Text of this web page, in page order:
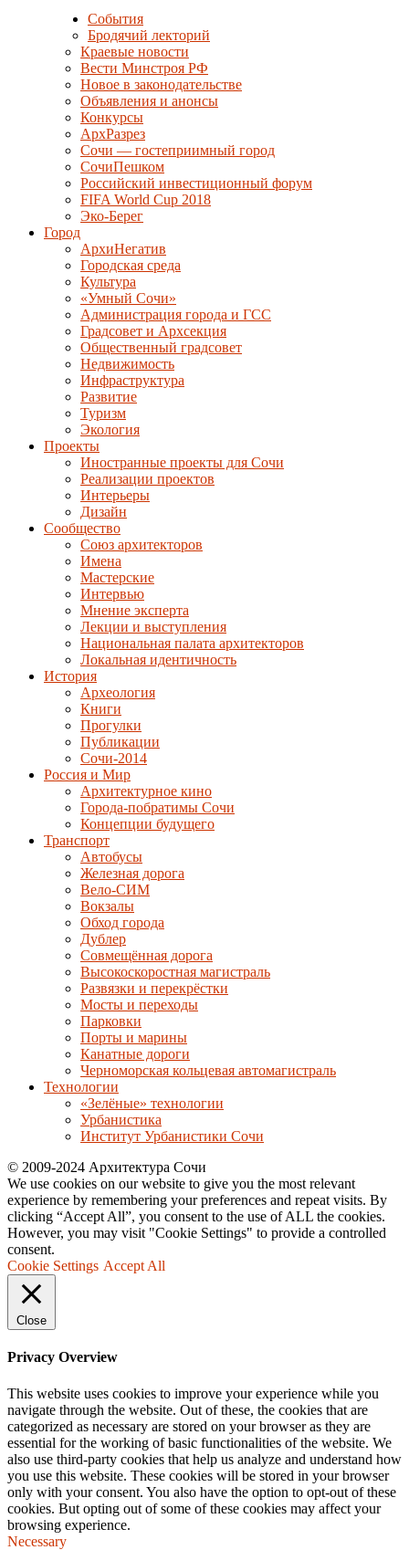
События
Бродячий лекторий
Краевые новости
Вести Минстроя РФ
Новое в законодательстве
Объявления и анонсы
Конкурсы
АрхРазрез
Сочи — гостеприимный город
СочиПешком
Российский инвестиционный форум
FIFA World Cup 2018
Эко-Берег
Город
АрхиНегатив
Городская среда
Культура
«Умный Сочи»
Администрация города и ГСС
Градсовет и Архсекция
Общественный градсовет
Недвижимость
Инфраструктура
Развитие
Туризм
Экология
Проекты
Иностранные проекты для Сочи
Реализации проектов
Интерьеры
Дизайн
Сообщество
Союз архитекторов
Имена
Мастерские
Интервью
Мнение эксперта
Лекции и выступления
Национальная палата архитекторов
Локальная идентичность
История
Археология
Книги
Прогулки
Публикации
Сочи-2014
Россия и Мир
Архитектурное кино
Города-побратимы Сочи
Концепции будущего
Транспорт
Автобусы
Железная дорога
Вело-СИМ
Вокзалы
Обход города
Дублер
Совмещённая дорога
Высокоскоростная магистраль
Развязки и перекрёстки
Мосты и переходы
Парковки
Порты и марины
Канатные дороги
Черноморская кольцевая автомагистраль
Технологии
«Зелёные» технологии
Урбанистика
Институт Урбанистики Сочи
© 2009-2024 Архитектура Сочи
We use cookies on our website to give you the most relevant
experience by remembering your preferences and repeat visits. By
clicking “Accept All”, you consent to the use of ALL the cookies.
However, you may visit "Cookie Settings" to provide a controlled
consent.
Cookie Settings Accept All
Close
Privacy Overview
This website uses cookies to improve your experience while you
navigate through the website. Out of these, the cookies that are
categorized as necessary are stored on your browser as they are
essential for the working of basic functionalities of the website. We
also use third-party cookies that help us analyze and understand how
you use this website. These cookies will be stored in your browser
only with your consent. You also have the option to opt-out of these
cookies. But opting out of some of these cookies may affect your
browsing experience.
Necessary